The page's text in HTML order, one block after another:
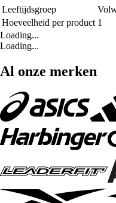
Leeftijdsgroep
Hoeveelheid per product 1
Loading...
Loading...
Al onze merken